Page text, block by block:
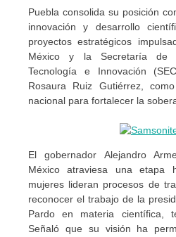
Puebla consolida su posición
innovación y desarrollo
proyectos estratégicos
México y la Secretaría de
Tecnología e Innovación
Rosaura Ruiz Gutiérrez,
nacional para fortalecer la
El gobernador Alejandro
México atraviesa una etapa
mujeres lideran procesos de
reconocer el trabajo de la
Pardo en materia científica,
Señaló que su visión ha